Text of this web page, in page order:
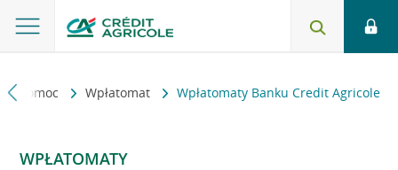
i pomoc Wpłatomat Wpłatomaty Banku Credit Agricole
WPŁATOMATY